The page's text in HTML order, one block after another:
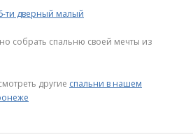
ти дверный малый
собрать спальню своей мечты из
другие спальни в нашем